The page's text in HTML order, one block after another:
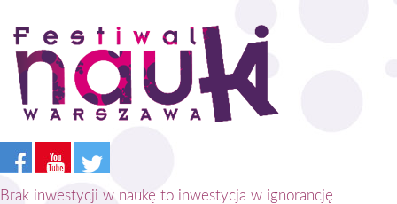
Przejdź
treści
Brak inwestycji w naukę to inwestycja w ignorancję